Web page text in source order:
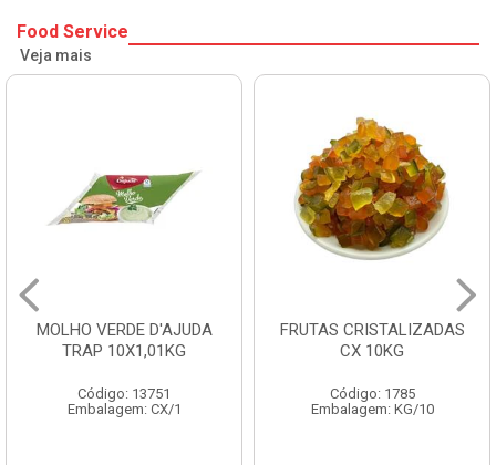
Food Service
Veja mais
MOLHO VERDE D'AJUDA
TRAP 10X1,01KG
Código: 13751
Embalagem: CX/1
FRUTAS CRISTALIZADAS
CX 10KG
Código: 1785
Embalagem: KG/10